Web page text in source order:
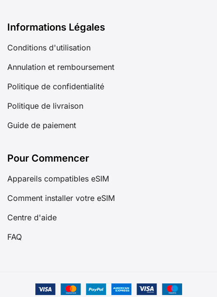
Informations Légales
Conditions d'utilisation
Annulation et remboursement
Politique de confidentialité
Politique de livraison
Guide de paiement
Pour Commencer
Appareils compatibles eSIM
Comment installer votre eSIM
Centre d'aide
FAQ